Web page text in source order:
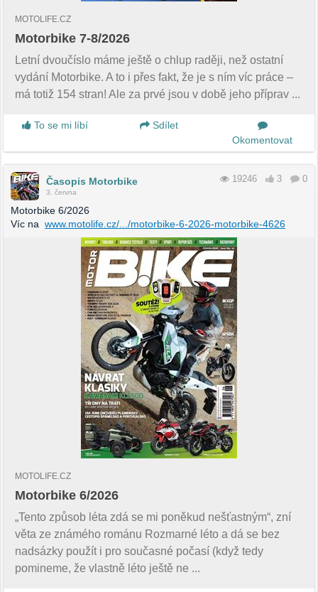
MOTOLIFE.CZ
Motorbike 7-8/2026
Letní dvoučíslo máme ještě o chlup raději, než ostatní
vydání Motorbike. A to i přes fakt, že je s ním víc práce –
má totiž 154 stran! Ale za prvé jsou v době jeho příprav ...
To se mi líbí
Sdílet
Okomentovat
Časopis Motorbike
3. června
19246 3 0
Motorbike 6/2026
Víc na www.motolife.cz/.../motorbike-6-2026-motorbike-4626
MOTOLIFE.CZ
Motorbike 6/2026
„Tento způsob léta zdá se mi poněkud nešťastným“, zní
věta ze známého románu Rozmarné léto a dá se bez
nadsázky použít i pro současné počasí (když tedy
pomineme, že vlastně léto ještě ne ...